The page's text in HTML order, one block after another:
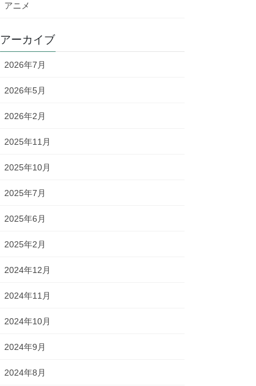
アニメ
アーカイブ
2026年7月
2026年5月
2026年2月
2025年11月
2025年10月
2025年7月
2025年6月
2025年2月
2024年12月
2024年11月
2024年10月
2024年9月
2024年8月